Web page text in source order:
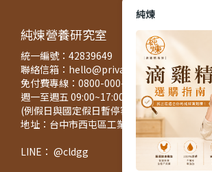
純煉營養研究室
統一編號：42839649
聯絡信箱：hello@privatecuisine.tw
免付費專線：0800-000-422
週一至週五 09:00~17:00
(例假日與國定假日暫停客服與出貨服務)
地址：台中市西屯區工業區一路127之3號5樓
LINE： @cldgg
純煉